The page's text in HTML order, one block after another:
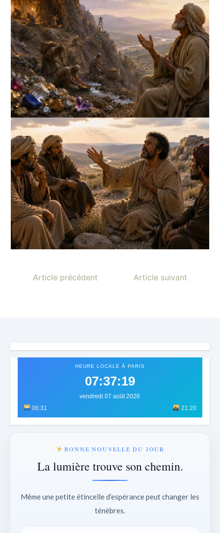
Article précédent Article suivant
HEURE LOCALE À PARIS
07:37:22
vendredi 07 août 2026
06:31
21:20
BONNE NOUVELLE DU JOUR
La lumière trouve son chemin.
Même une petite étincelle d’espérance peut changer les
ténèbres.